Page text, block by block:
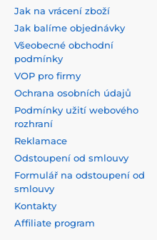
Jak na vrácení zboží
Jak balíme objednávky
Všeobecné obchodní
podmínky
VOP pro firmy
Ochrana osobních údajů
Podmínky užití webového
rozhraní
Reklamace
Odstoupení od smlouvy
Formulář na odstoupení od
smlouvy
Kontakty
Affiliate program